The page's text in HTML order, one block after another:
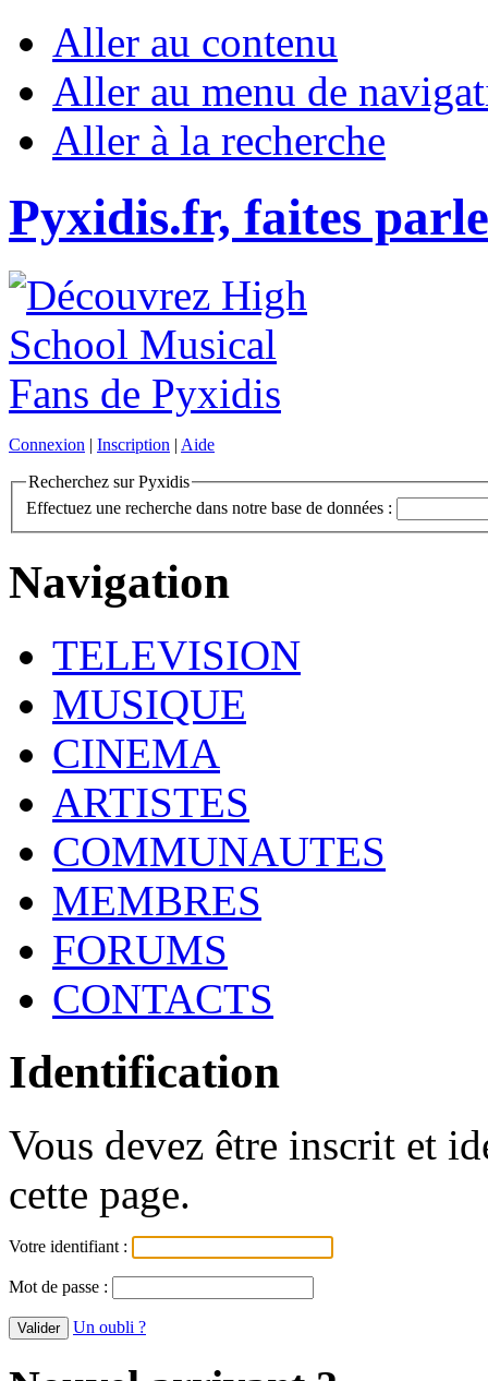
Aller au contenu
Aller au menu de
Aller à la recherche
Pyxidis.fr, faites
Connexion | Inscription | Aide
Recherchez sur Pyxidis
Effectuez une recherche dans notre base de données :
Navigation
TELEVISION
MUSIQUE
CINEMA
ARTISTES
COMMUNAUTES
MEMBRES
FORUMS
CONTACTS
Identification
Vous devez être inscrit et
cette page.
Votre identifiant :
Mot de passe :
Un oubli ?